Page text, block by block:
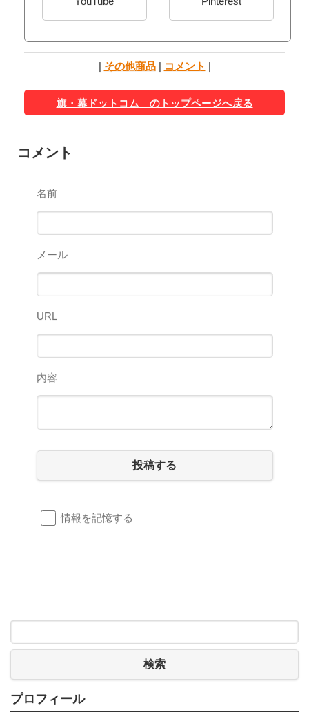
| その他商品 | コメント |
旗・幕ドットコム のトップページへ戻る
コメント
名前
メール
URL
内容
投稿する
情報を記憶する
検索
プロフィール